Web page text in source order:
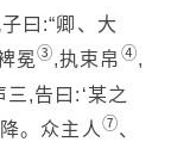
曰:“卿、大
冕③,执束帛 ④,
,告曰:‘某之
。众主人⑦、